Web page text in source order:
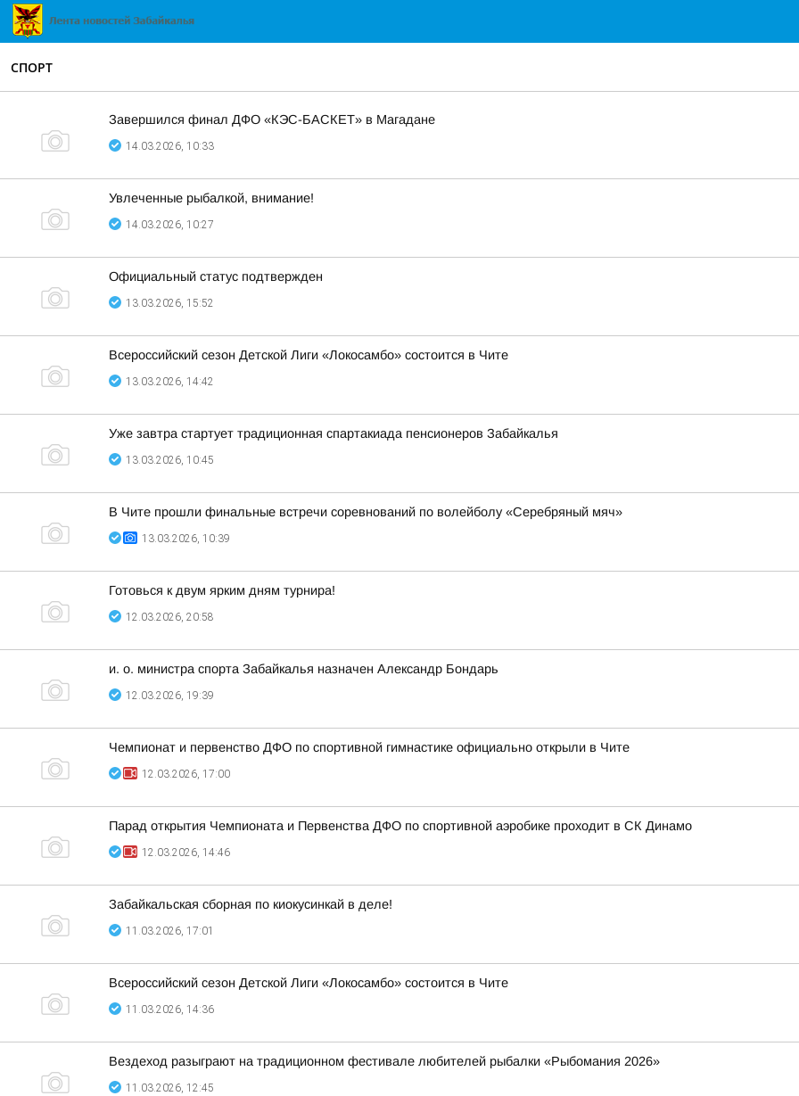
СПОРТ
Завершился финал ДФО «КЭС-БАСКЕТ» в Магадане
14.03.2026, 10:33
Увлеченные рыбалкой, внимание!
14.03.2026, 10:27
Официальный статус подтвержден
13.03.2026, 15:52
Всероссийский сезон Детской Лиги «Локосамбо» состоится в Чите
13.03.2026, 14:42
Уже завтра стартует традиционная спартакиада пенсионеров Забайкалья
13.03.2026, 10:45
В Чите прошли финальные встречи соревнований по волейболу «Серебряный мяч»
13.03.2026, 10:39
Готовься к двум ярким дням турнира!
12.03.2026, 20:58
и. о. министра спорта Забайкалья назначен Александр Бондарь
12.03.2026, 19:39
Чемпионат и первенство ДФО по спортивной гимнастике официально открыли в Чите
12.03.2026, 17:00
Парад открытия Чемпионата и Первенства ДФО по спортивной аэробике проходит в СК Динамо
12.03.2026, 14:46
Забайкальская сборная по киокусинкай в деле!
11.03.2026, 17:01
Всероссийский сезон Детской Лиги «Локосамбо» состоится в Чите
11.03.2026, 14:36
Вездеход разыграют на традиционном фестивале любителей рыбалки «Рыбомания 2026»
11.03.2026, 12:45